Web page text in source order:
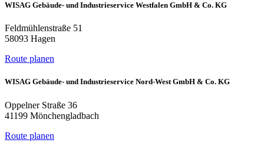
WISAG Gebäude- und Industrieservice Westfalen GmbH & Co. KG
Feldmühlenstraße 51
58093 Hagen
Route planen
WISAG Gebäude- und Industrieservice Nord-West GmbH & Co. KG
Oppelner Straße 36
41199 Mönchengladbach
Route planen